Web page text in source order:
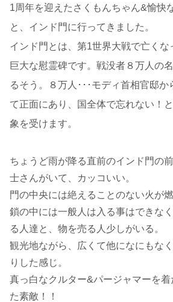
1周年を迎えたさくもんちゃん&愉快
と、インド門に行ってきました。
インド門とは、第1世界大戦で亡く
巨大な慰霊碑です。戦没者８万人の
るそう。８万人･･･モディ首相官邸か
て正面にあり、国全体で忘れない！
象を受けます。
ちょうど雨が降る直前のインド門の
士さんがいて、カッコいい。
門の中央には絶えることのない火が燃
鎖の中には一般人は入る事はできな
る人達と、物を売る人少しがいる。
観光地ながら、広くて他になにもな
りした感じ。
真っ白なクルター&パージャマーを着
た素敵！！